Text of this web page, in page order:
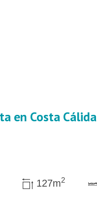
en Costa Cálida
127m2